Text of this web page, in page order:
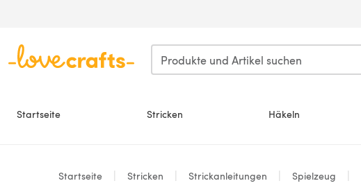
Startseite Stricken Häkeln
Startseite Stricken Strickanleitungen Spielzeug